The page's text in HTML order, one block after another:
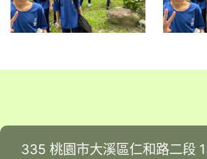
335 桃園市大溪區仁和路二段